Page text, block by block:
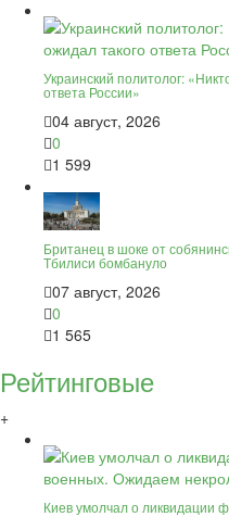
Украинский политолог:
ответа России»
04 август, 2026
0
1 599
Британец в шоке от
Тбилиси бомбануло
07 август, 2026
0
1 565
Рейтинговые
+
Киев умолчал о ликвидации